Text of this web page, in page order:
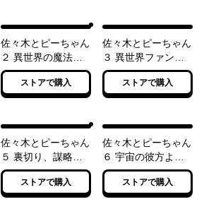
佐々木とピーちゃん
２ 異世界の魔法で
現代の異能バトルを
無双していたら、魔
法少女に喧嘩を売ら
デスゲームにも参戦
するのですか？～
【電子特典付き】
ストアで購入
佐々木とピーちゃん
３ 異世界ファンタ
ジーなら異能バトル
も魔法少女もデスゲ
ームも敵ではありま
たら、雲行きが怪し
くなってきました～
【電子特典付き】
ストアで購入
佐々木とピーちゃん
５ 裏切り、謀略、
クーデター！ 異世
界では王家の跡目争
いが大決着 ～現代
ストアで購入
佐々木とピーちゃん
６ 宇宙の彼方よ
り、未確認飛行物
体、来襲！ ～人類
終了のお知らせ、伝
ストアで購入